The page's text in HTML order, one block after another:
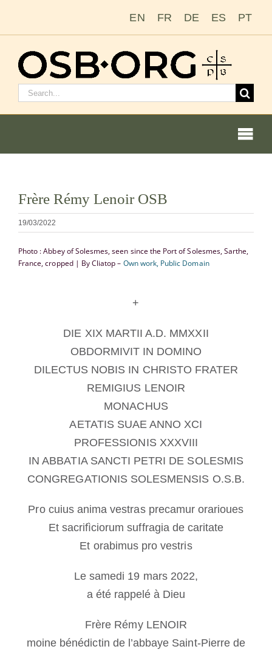
EN FR DE ES PT
Cerca:
Le nostre radici
immagine
più
grande
Frère Rémy Lenoir OSB
19/03/2022
Photo : Abbey of Solesmes, seen since the Port of Solesmes, Sarthe,
France, cropped | By Cliatop – Own work, Public Domain
+
DIE XIX MARTII A.D. MMXXII
OBDORMIVIT IN DOMINO
DILECTUS NOBIS IN CHRISTO FRATER
REMIGIUS LENOIR
MONACHUS
AETATIS SUAE ANNO XCI
PROFESSIONIS XXXVIII
IN ABBATIA SANCTI PETRI DE SOLESMIS
CONGREGATIONIS SOLESMENSIS O.S.B.
Pro cuius anima vestras precamur orarioues
Et sacrifìciorum suffragia de caritate
Et orabimus pro vestris
Le samedi 19 mars 2022,
a été rappelé à Dieu
Frère Rémy LENOIR
moine bénédictin de l’abbaye Saint-Pierre de